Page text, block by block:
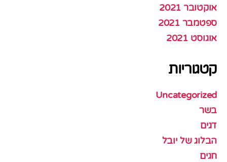
אוקטובר 2021
ספטמבר 2021
אוגוסט 2021
קטגוריות
Uncategorized
בשר
דגים
הבלוג של יובל
חגים